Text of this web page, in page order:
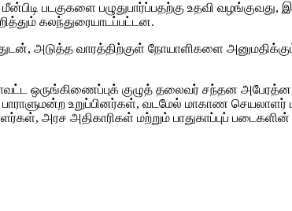
படகுகளை பழுதுபார்ப்பதற்கு உதவி
கலந்துரையாடப்பட்டன.
அடுத்த வாரத்திற்குள் நோயாளிகளை
ஒருங்கிணைப்புக் குழுத் தலைவர் சந்தன
உறுப்பினர்கள், வடமேல் மாகாண செயலாளர்
அரச அதிகாரிகள் மற்றும் பாதுகாப்புப்